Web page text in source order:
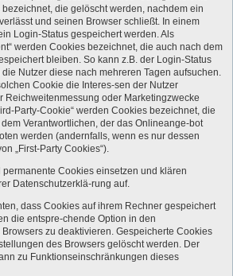
die gelöscht werden, nachdem ein
und seinen Browser schließt. In einem
Login-Status gespeichert werden. Als
werden Cookies bezeichnet, die auch nach dem
bleiben. So kann z.B. der Login-Status
Nutzer diese nach mehreren Tagen aufsuchen.
Cookie die Interes-sen der Nutzer
Reichweitenmessung oder Marketingzwecke
Party-Cookie“ werden Cookies bezeichnet, die
Verantwortlichen, der das Onlineange-bot
werden (andernfalls, wenn es nur dessen
„First-Party Cookies“).
Cookies einsetzen und klären
Datenschutzerklä-rung auf.
dass Cookies auf ihrem Rechner gespeichert
die entspre-chende Option in den
zu deaktivieren. Gespeicherte Cookies
des Browsers gelöscht werden. Der
zu Funktionseinschränkungen dieses